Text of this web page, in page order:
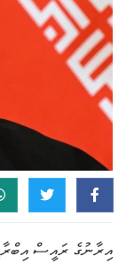
އިރާނުގެ ރައީސް